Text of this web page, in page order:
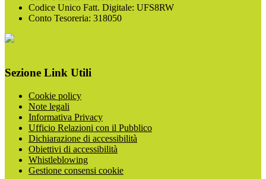
Codice Unico Fatt. Digitale: UFS8RW
Conto Tesoreria: 318050
Sezione Link Utili
Cookie policy
Note legali
Informativa Privacy
Ufficio Relazioni con il Pubblico
Dichiarazione di accessibilità
Obiettivi di accessibilità
Whistleblowing
Gestione consensi cookie